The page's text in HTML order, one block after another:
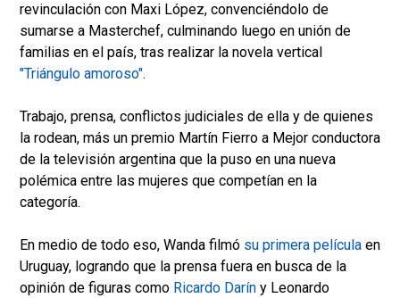
revinculación con Maxi López, convenciéndolo de
sumarse a Masterchef, culminando luego en unión de
familias en el país, tras realizar la novela vertical
"Triángulo amoroso".
Trabajo, prensa, conflictos judiciales de ella y de quienes
la rodean, más un premio Martín Fierro a Mejor conductora
de la televisión argentina que la puso en una nueva
polémica entre las mujeres que competían en la
categoría.
En medio de todo eso, Wanda filmó su primera película en
Uruguay, logrando que la prensa fuera en busca de la
opinión de figuras como Ricardo Darín y Leonardo